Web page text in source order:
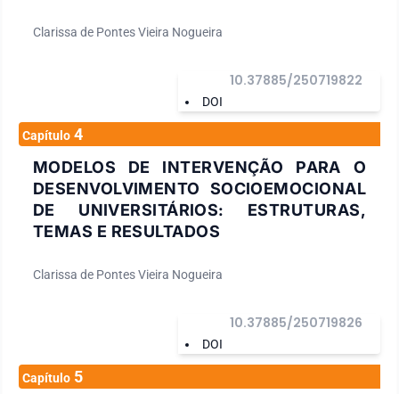
Clarissa de Pontes Vieira Nogueira
DOI
10.37885/250719822
Capítulo 4
MODELOS DE INTERVENÇÃO PARA O
DESENVOLVIMENTO SOCIOEMOCIONAL
DE UNIVERSITÁRIOS: ESTRUTURAS,
TEMAS E RESULTADOS
Clarissa de Pontes Vieira Nogueira
DOI
10.37885/250719826
Capítulo 5